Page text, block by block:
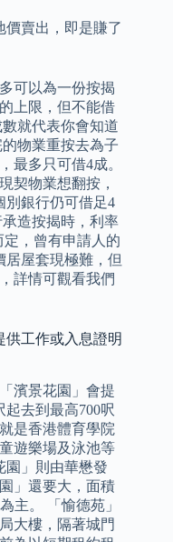
價賣出，即是賺了
可以為一份按揭
上限，但不能借
就代表你會知道
物業重按去為子
最多只可借4成。
契物業想翻按，
別銀行仍可借足4
造按揭時，利率
，曾有申請人的
居屋套現極難，但
詳情可觀看我們
供工作或入息證明
濱景花園」會提
去到最高700呎
是香港體育學院
遊樂場及泳池等
園」則由華懋發
」還要大，面積
主。 「愉德苑」
大樓，隔著城門